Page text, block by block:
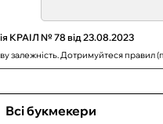
КРАІЛ № 78 від 23.08.2023
залежність. Дотримуйтеся правил
Всі букмекери